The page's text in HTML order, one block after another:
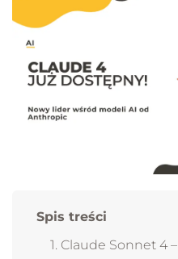
Spis treści
Claude Sonnet 4